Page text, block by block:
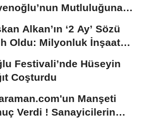
Mutluluğuna
Alkan’ın ‘2 Ay’ Sözü
Oldu: Milyonluk İnşaat
Festivali’nde Hüseyin
Coşturdu
Manşeti
Verdi ! Sanayicilerin